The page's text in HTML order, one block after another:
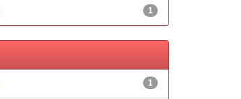
1
1